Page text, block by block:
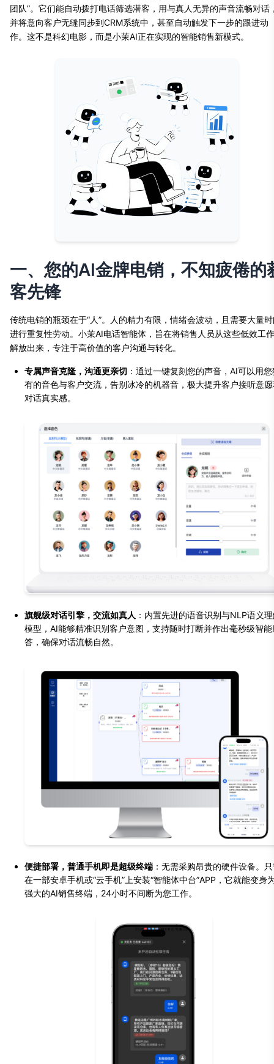
团队”。它们能自动拨打电话筛选潜客，用与真人无异的声音流畅对话
并将意向客户无缝同步到CRM系统中，甚至自动触发下一步的跟进动
作。这不是科幻电影，而是小茉AI正在实现的智能销售新模式。
一、您的AI金牌电销，不知疲倦的
客先锋
传统电销的瓶颈在于“人”。人的精力有限，情绪会波动，且需要大量
进行重复性劳动。小茉AI电话智能体，旨在将销售人员从这些低效工
解放出来，专注于高价值的客户沟通与转化。
专属声音克隆，沟通更亲切 ：通过一键复刻您的声音，AI可以用
有的音色与客户交流，告别冰冷的机器音，极大提升客户接听意
对话真实感。
旗舰级对话引擎，交流如真人 ：内置先进的语音识别与NLP语义
模型，AI能够精准识别客户意图，支持随时打断并作出毫秒级智能
答，确保对话流畅自然。
便捷部署，普通手机即是超级终端 ：无需采购昂贵的硬件设备。
在一部安卓手机或“云手机”上安装“智能体中台”APP，它就能变身
强大的AI销售终端，24小时不间断为您工作。